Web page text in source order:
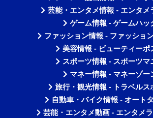
芸能・エンタメ情報 - エンタメ
ゲーム情報 - ゲームハッ
ファッション情報 - ファッショ
美容情報 - ビューティーポ
スポーツ情報 - スポーツマ
マネー情報 - マネーゾー
旅行・観光情報 - トラベルス
自動車・バイク情報 - オート
芸能・エンタメ動画 - エンタメ